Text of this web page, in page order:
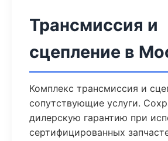
Трансмиссия и
сцепление в
Комплекс трансмиссия и
сопутствующие услуги.
дилерскую гарантию при
сертифицированных